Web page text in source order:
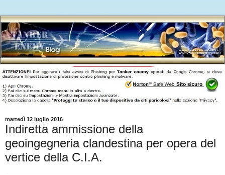
martedì 12 luglio 2016
Indiretta ammissione della
geoingegneria clandestina per opera del
vertice della C.I.A.